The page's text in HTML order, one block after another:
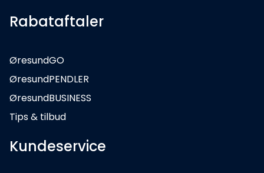
Rabataftaler
ØresundGO
ØresundPENDLER
ØresundBUSINESS
Tips & tilbud
Kundeservice